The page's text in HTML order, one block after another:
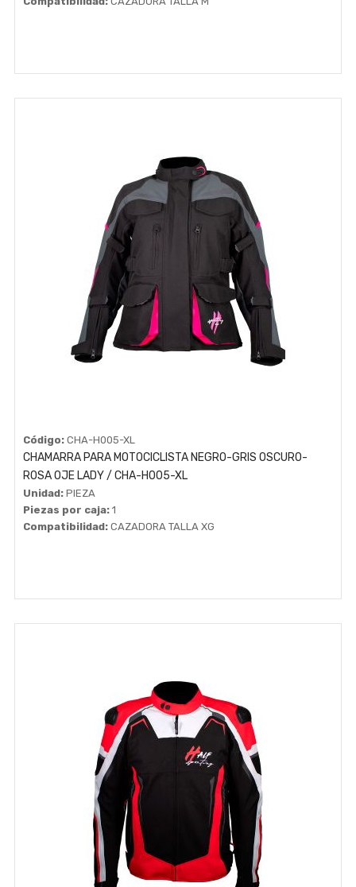
Código:CHA-H005-XL
CHAMARRA PARA MOTOCICLISTA NEGRO-GRIS OSCURO-
ROSA OJE LADY / CHA-H005-XL
Unidad: PIEZA
Piezas por caja: 1
Compatibilidad: CAZADORA TALLA XG